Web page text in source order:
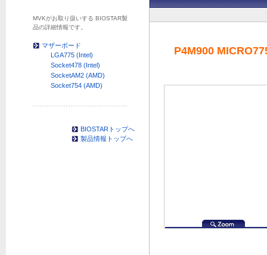
P4M900
MVKがお取り扱いする BIOSTAR製
品の詳細情報です。
マザーボード
LGA775 (Intel)
Socket478 (Intel)
SocketAM2 (AMD)
Socket754 (AMD)
BIOSTARトップへ
製品情報トップへ